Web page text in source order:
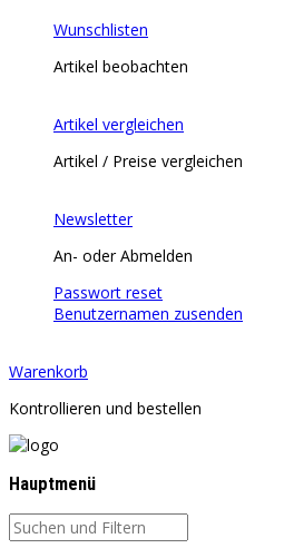
Wunschlisten
Artikel beobachten
Artikel vergleichen
Artikel / Preise vergleichen
Newsletter
An- oder Abmelden
Passwort reset
Benutzernamen zusenden
Warenkorb
Kontrollieren und bestellen
Hauptmenü